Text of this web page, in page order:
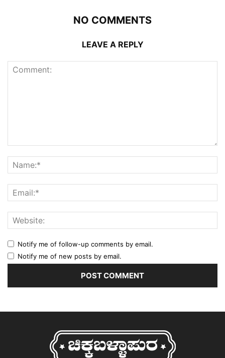
NO COMMENTS
LEAVE A REPLY
Notify me of follow-up comments by email.
Notify me of new posts by email.